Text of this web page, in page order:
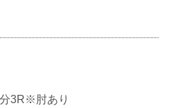
3R※肘あり